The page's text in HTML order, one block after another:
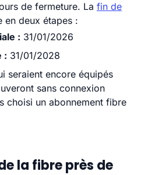
de fermeture. La fin de
en deux étapes :
: 31/01/2026
: 31/01/2028
seraient encore équipés
sans connexion
choisi un abonnement fibre
la fibre près de